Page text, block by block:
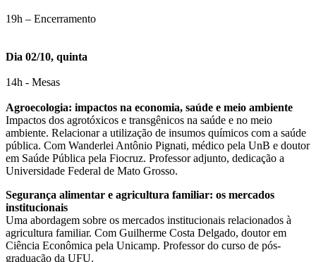
19h – Encerramento
Dia 02/10, quinta
14h - Mesas
Agroecologia: impactos na economia, saúde e meio ambiente
Impactos dos agrotóxicos e transgênicos na saúde e no meio
ambiente. Relacionar a utilização de insumos químicos com a saúde
pública. Com Wanderlei Antônio Pignati, médico pela UnB e doutor
em Saúde Pública pela Fiocruz. Professor adjunto, dedicação a
Universidade Federal de Mato Grosso.
Segurança alimentar e agricultura familiar: os mercados
institucionais
Uma abordagem sobre os mercados institucionais relacionados à
agricultura familiar. Com Guilherme Costa Delgado, doutor em
Ciência Econômica pela Unicamp. Professor do curso de pós-
graduação da UFU.